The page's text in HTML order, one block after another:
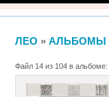
ЛЕО » АЛЬБОМЫ
Файл 14 из 104 в альбоме: